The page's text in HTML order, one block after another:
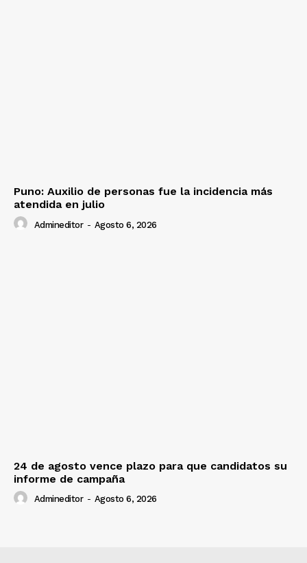
Puno: Auxilio de personas fue la incidencia más
atendida en julio
Admineditor - Agosto 6, 2026
24 de agosto vence plazo para que candidatos su
informe de campaña
Admineditor - Agosto 6, 2026